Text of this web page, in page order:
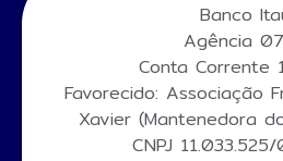
Banco
Agência
Conta Corrente
Favorecido: Associação
Xavier (Mantenedora
CNPJ